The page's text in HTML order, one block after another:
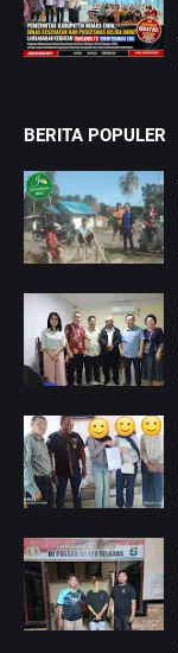
BERITA POPULER